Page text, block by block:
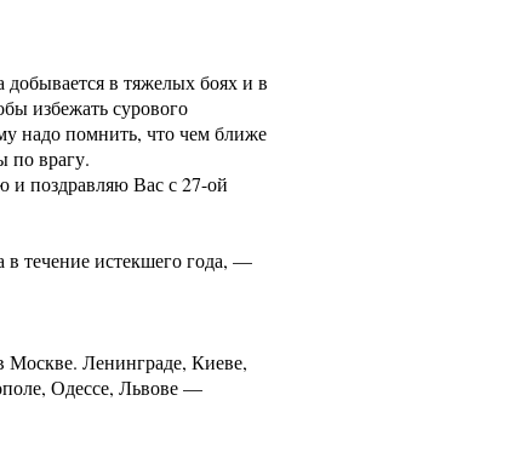
в тяжелых боях и в
избежать сурового
надо помнить, что чем ближе
по врагу.
и поздравляю Вас с 27-ой
течение истекшего года, —
Ленинграде, Киеве,
Одессе, Львове —